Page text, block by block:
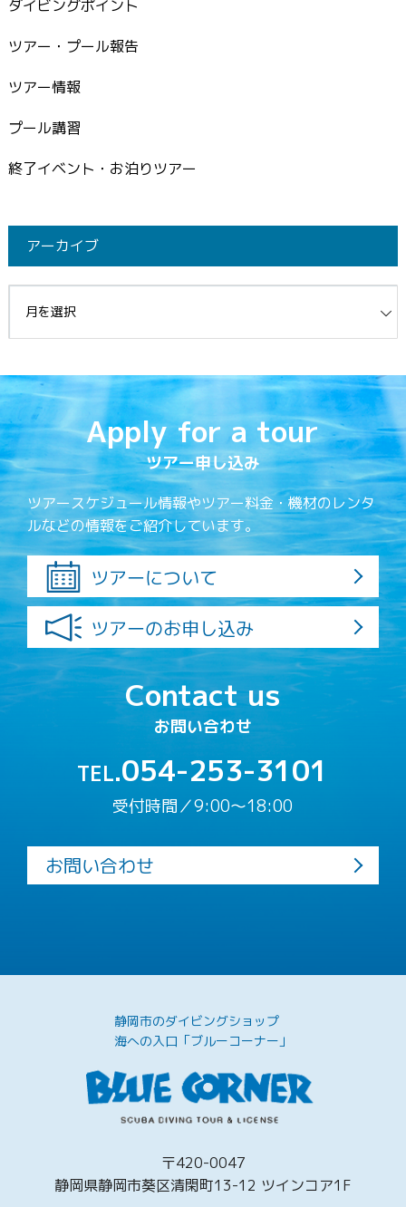
ダイビングポイント
ツアー・プール報告
ツアー情報
プール講習
終了イベント・お泊りツアー
アーカイブ
Apply for a tour
ツアー申し込み
ツアースケジュール情報やツアー料金・機材のレンタ
ルなどの情報をご紹介しています。
ツアーについて
ツアーのお申し込み
Contact us
お問い合わせ
TEL.054-253-3101
受付時間／9:00〜18:00
お問い合わせ
静岡市のダイビングショップ
海への入口「ブルーコーナー」
〒420-0047
静岡県静岡市葵区清閑町13-12 ツインコア1F